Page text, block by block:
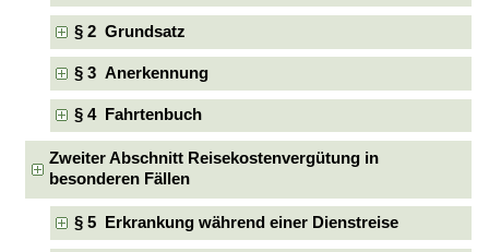
§ 2 Grundsatz
§ 3 Anerkennung
§ 4 Fahrtenbuch
Zweiter Abschnitt Reisekostenvergütung in
besonderen Fällen
§ 5 Erkrankung während einer Dienstreise